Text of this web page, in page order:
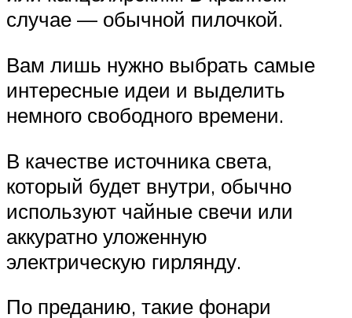
случае — обычной пилочкой.
Вам лишь нужно выбрать самые
интересные идеи и выделить
немного свободного времени.
В качестве источника света,
который будет внутри, обычно
используют чайные свечи или
аккуратно уложенную
электрическую гирлянду.
По преданию, такие фонари